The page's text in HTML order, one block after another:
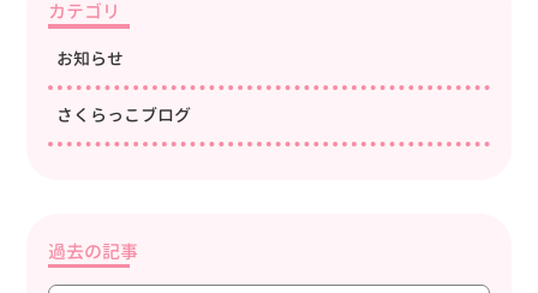
カテゴリ
お知らせ
さくらっこブログ
過去の記事